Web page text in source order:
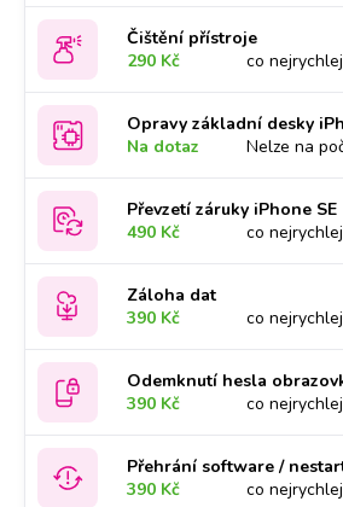
Čištění přístroje
290 Kč
co
Opravy základní desky
Na dotaz
Nelze na
Převzetí záruky iPhone SE
490 Kč
co
Záloha dat
390 Kč
co
Odemknutí hesla
390 Kč
co
Přehrání software /
390 Kč
co